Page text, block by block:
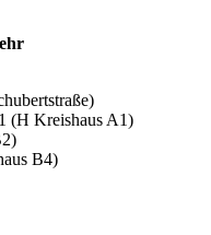
(H Kreishaus A1)
B4)